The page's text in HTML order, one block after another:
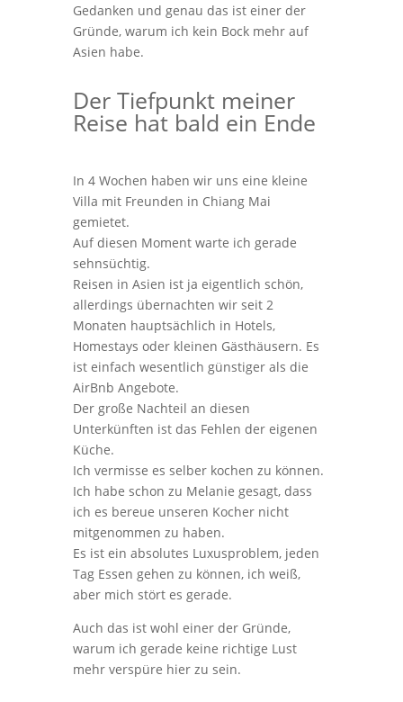
Gedanken und genau das ist einer der
Gründe, warum ich kein Bock mehr auf
Asien habe.
Der Tiefpunkt meiner
Reise hat bald ein Ende
In 4 Wochen haben wir uns eine kleine
Villa mit Freunden in Chiang Mai
gemietet.
Auf diesen Moment warte ich gerade
sehnsüchtig.
Reisen in Asien ist ja eigentlich schön,
allerdings übernachten wir seit 2
Monaten hauptsächlich in Hotels,
Homestays oder kleinen Gästhäusern. Es
ist einfach wesentlich günstiger als die
AirBnb Angebote.
Der große Nachteil an diesen
Unterkünften ist das Fehlen der eigenen
Küche.
Ich vermisse es selber kochen zu können.
Ich habe schon zu Melanie gesagt, dass
ich es bereue unseren Kocher nicht
mitgenommen zu haben.
Es ist ein absolutes Luxusproblem, jeden
Tag Essen gehen zu können, ich weiß,
aber mich stört es gerade.
Auch das ist wohl einer der Gründe,
warum ich gerade keine richtige Lust
mehr verspüre hier zu sein.